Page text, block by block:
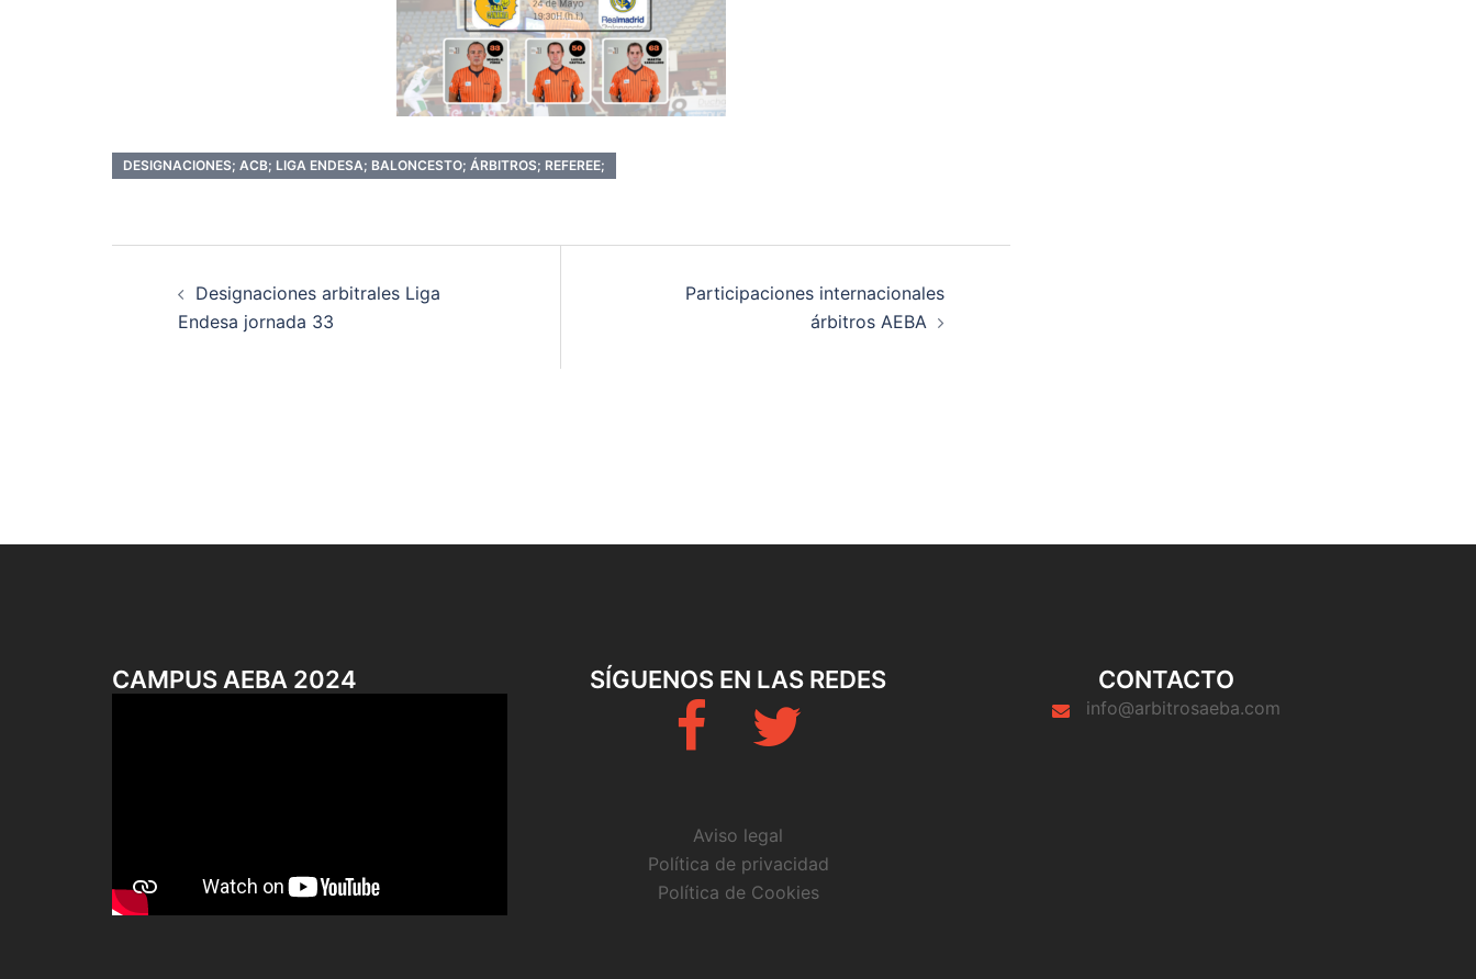
DESIGNACIONES; ACB; LIGA ENDESA; BALONCESTO; ÁRBITROS; REFEREE;
Designaciones arbitrales Liga
Endesa jornada 33
Participaciones internacionales
árbitros AEBA
CAMPUS AEBA 2024 SÍGUENOS EN LAS REDES
Twitter
Aviso legal
Política de privacidad
Política de Cookies
CONTACTO
info@arbitrosaeba.com